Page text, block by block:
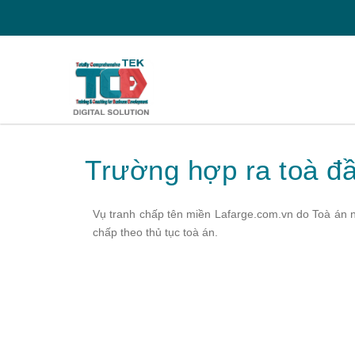
Trường hợp ra toà
Vụ tranh chấp tên miền Lafarge.com.vn do Toà
chấp theo thủ tục toà án.